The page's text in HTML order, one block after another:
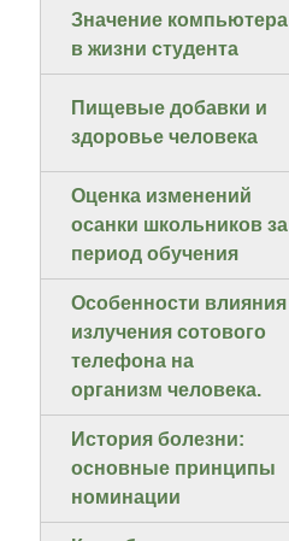
Значение компьютера
в жизни студента
Пищевые добавки и
здоровье человека
Оценка изменений
осанки школьников за
период обучения
Особенности влияния
излучения сотового
телефона на
организм человека.
История болезни:
основные принципы
номинации